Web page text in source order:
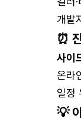
개발
⏰
사이
온라
일정
💡